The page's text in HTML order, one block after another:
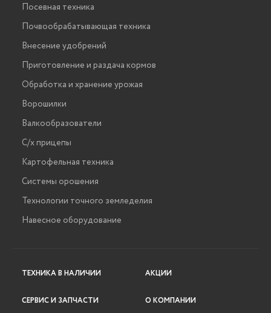
Посевная техника
Почвообрабатывающая техника
Внесение удобрений
Приготовление и раздача кормов
Обработка и хранение урожая
Ворошилки
Валкообразователи
С/х прицепы
Картофельная техника
Системы орошения
Технологии точного земледелия
Навесное оборудование
ТЕХНИКА В НАЛИЧИИ
СЕРВИС И ЗАПЧАСТИ
АКЦИИ
О КОМПАНИИ